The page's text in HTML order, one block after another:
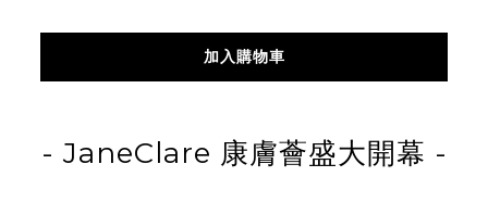
加入購物車
- JaneClare 康膚薈盛大開幕 -